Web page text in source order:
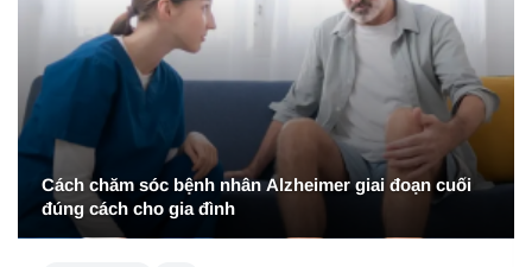
Điều trị bệnh Alzheimer bằng Đông y hỗ trợ cải thiện
trí nhớ